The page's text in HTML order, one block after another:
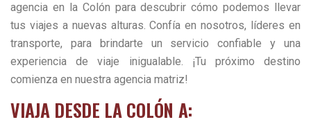
agencia en la Colón para descubrir cómo podemos llevar
tus viajes a nuevas alturas. Confía en nosotros, líderes en
transporte, para brindarte un servicio confiable y una
experiencia de viaje inigualable. ¡Tu próximo destino
comienza en nuestra agencia matriz!
VIAJA DESDE LA COLÓN A: